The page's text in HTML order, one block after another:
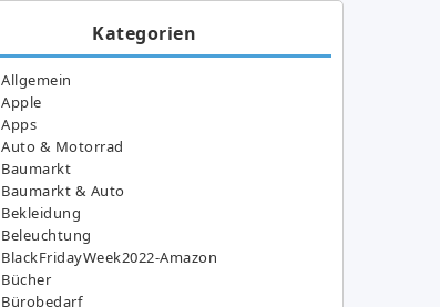
Kategorien
Allgemein
Apple
Apps
Auto & Motorrad
Baumarkt
Baumarkt & Auto
Bekleidung
Beleuchtung
BlackFridayWeek2022-Amazon
Bücher
Bürobedarf